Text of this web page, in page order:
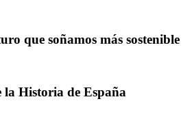
que soñamos más sostenible
la Historia de España